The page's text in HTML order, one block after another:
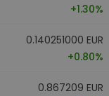
+1.30%
0.140251000 EUR
+0.80%
0.867209 EUR